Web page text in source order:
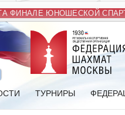
ФИНАЛЕ ЮНОШЕСКОЙ
ТУРНИРЫ